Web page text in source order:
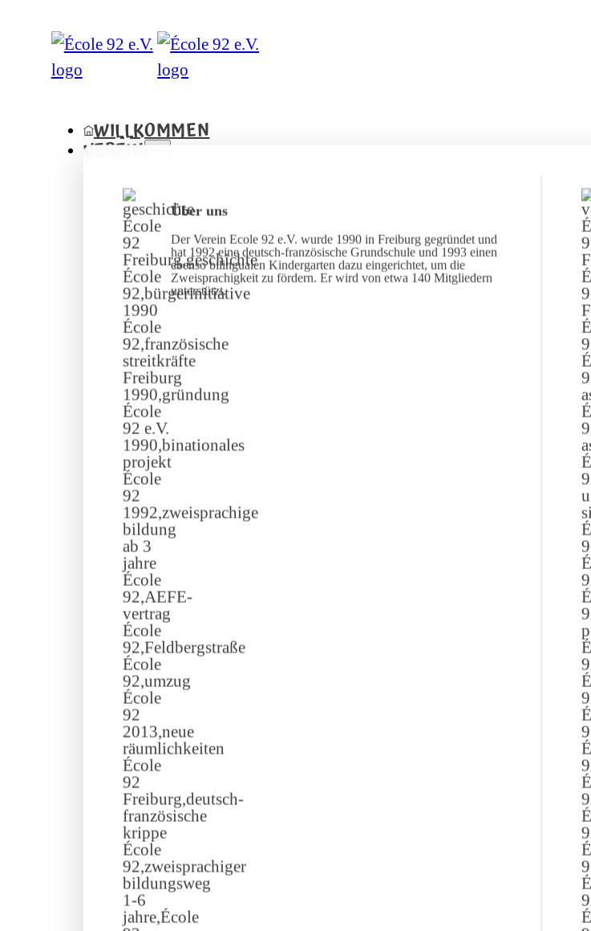
WILLKOMMEN
VEREIN
Über uns
Der Verein Ecole 92 e.V. wurde 1990 in Freiburg gegründet und
hat 1992 eine deutsch-französische Grundschule und 1993 einen
ebenso bilingualen Kindergarten dazu eingerichtet, um die
Zweisprachigkeit zu fördern. Er wird von etwa 140 Mitgliedern
unterstützt.